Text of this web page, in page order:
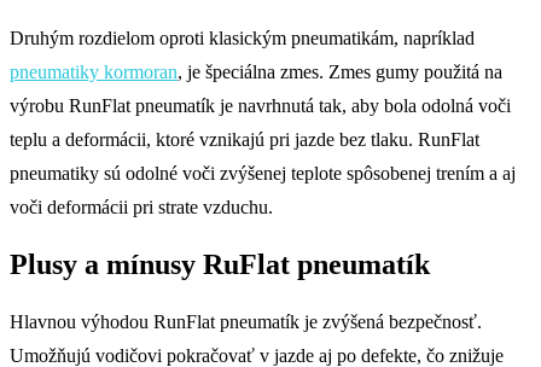
Druhým rozdielom oproti klasickým pneumatikám, napríklad
pneumatiky kormoran, je špeciálna zmes. Zmes gumy použitá na
výrobu RunFlat pneumatík je navrhnutá tak, aby bola odolná voči
teplu a deformácii, ktoré vznikajú pri jazde bez tlaku. RunFlat
pneumatiky sú odolné voči zvýšenej teplote spôsobenej trením a aj
voči deformácii pri strate vzduchu.
Plusy a mínusy RuFlat pneumatík
Hlavnou výhodou RunFlat pneumatík je zvýšená bezpečnosť.
Umožňujú vodičovi pokračovať v jazde aj po defekte, čo znižuje